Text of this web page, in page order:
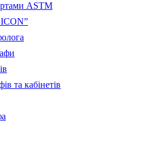
ASTM
та кабінетів